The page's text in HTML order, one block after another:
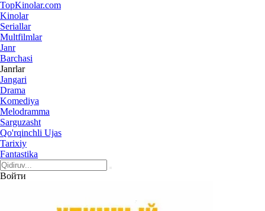
TopKinolar.com
Kinolar
Seriallar
Multfilmlar
Janr
Barchasi
Janrlar
Jangari
Drama
Komediya
Melodramma
Sarguzasht
Qo'rqinchli Ujas
Tarixiy
Fantastika
Войти